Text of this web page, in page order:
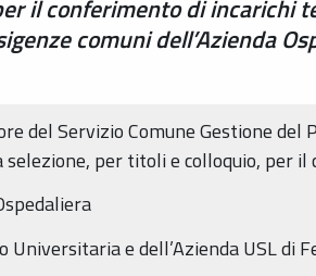
il conferimento di incarichi
comuni dell’Azienda
del Servizio Comune Gestione
selezione, per titoli e colloquio, per
Universitaria e dell’Azienda USL di